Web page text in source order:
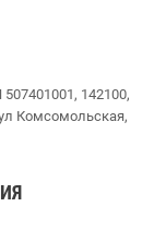
142100,
Комсомольская,